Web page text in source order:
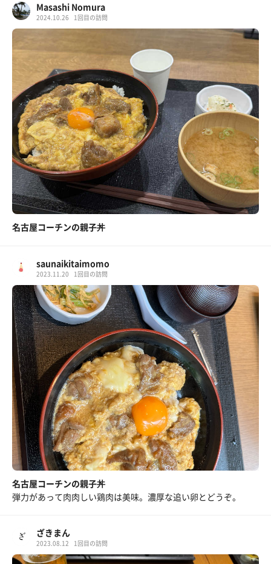
Masashi Nomura
2024.10.26 1回目の訪問
名古屋コーチンの親子丼
saunaikitaimomo
2023.11.20 1回目の訪問
名古屋コーチンの親子丼
弾力があって肉肉しい鶏肉は美味。濃厚な追い卵とどうぞ。
ざきまん
2023.08.12 1回目の訪問